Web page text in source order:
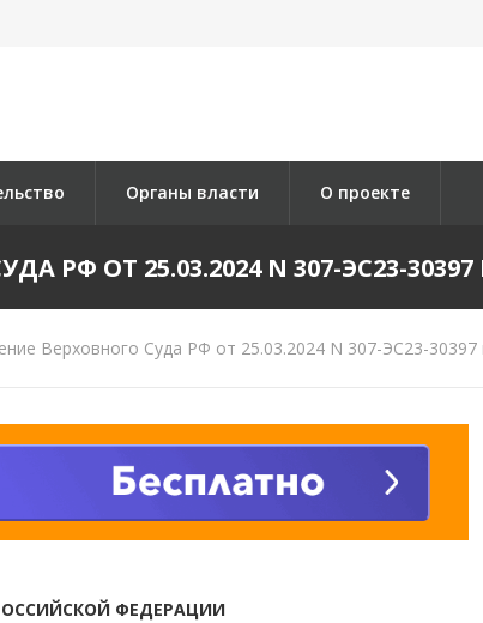
Органы власти О проекте
РФ ОТ 25.03.2024 N 307-ЭС23-30397
Верховного Суда РФ от 25.03.2024 N 307-ЭС23-30397
ФЕДЕРАЦИИ